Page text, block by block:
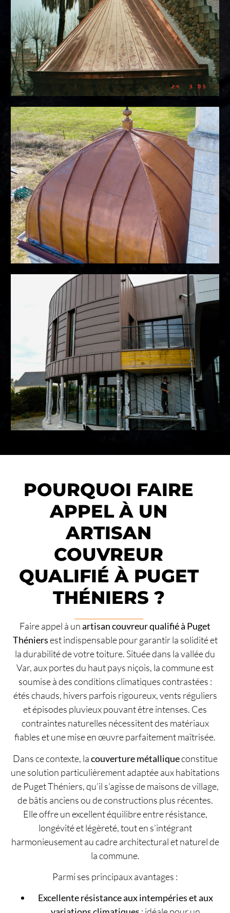
POURQUOI FAIRE
APPEL À UN
ARTISAN
COUVREUR
QUALIFIÉ À PUGET
THÉNIERS ?
Faire appel à unartisan couvreur qualifié à Puget
Théniersest indispensable pour garantir la solidité et
la durabilité de votre toiture. Située dans la vallée du
Var, aux portes du haut pays niçois, la commune est
soumise à des conditions climatiques contrastées :
étés chauds, hivers parfois rigoureux, vents réguliers
et épisodes pluvieux pouvant être intenses. Ces
contraintes naturelles nécessitent des matériaux
fiables et une mise en œuvre parfaitement maîtrisée.
Dans ce contexte, lacouverture métalliqueconstitue
une solution particulièrement adaptée aux habitations
de Puget Théniers, qu’il s’agisse de maisons de village,
de bâtis anciens ou de constructions plus récentes.
Elle offre un excellent équilibre entre résistance,
longévité et légèreté, tout en s’intégrant
harmonieusement au cadre architectural et naturel de
la commune.
Parmi ses principaux avantages :
Excellente résistance aux intempéries et aux